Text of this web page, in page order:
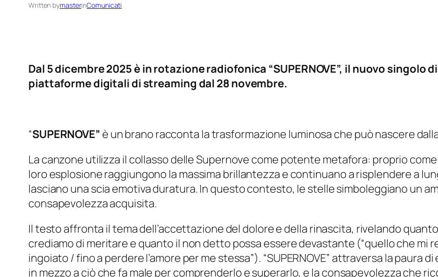
Written bymasterinComunicati
Dal 5 dicembre 2025 è in rotazione radiofonica “SUPERNOVE”, il nuovo singolo
piattaforme digitali di streaming dal 28 novembre.
“SUPERNOVE” è un brano racconta la trasformazione luminosa che può nascere
La canzone utilizza il collasso delle Supernove come potente metafora: proprio
loro esplosione raggiungono la massima brillantezza e continuano a risplendere a
lasciano una scia emotiva duratura. In questo contesto, le stelle simboleggiano un
consapevolezza acquisita.
Il testo affronta il tema dell’accettazione del dolore e della rinascita, rivelando
crediamo di meritare e quanto il non detto possa essere devastante (“quello che mi
ingoiato / fino a perdere l’amore per me stessa”). “SUPERNOVE” attraversa la
in mezzo a ciò che fa male per comprenderlo e superarlo, e la consapevolezza che